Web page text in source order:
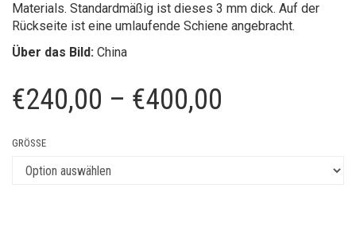
Materials. Standardmäßig ist dieses 3 mm dick. Auf der
Rückseite ist eine umlaufende Schiene angebracht.
Über das Bild: China
€240,00 – €400,00
GRÖSSE